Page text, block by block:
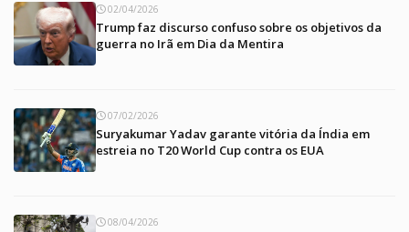
02/04/2026
Trump faz discurso confuso sobre os objetivos da
guerra no Irã em Dia da Mentira
07/02/2026
Suryakumar Yadav garante vitória da Índia em
estreia no T20 World Cup contra os EUA
08/04/2026